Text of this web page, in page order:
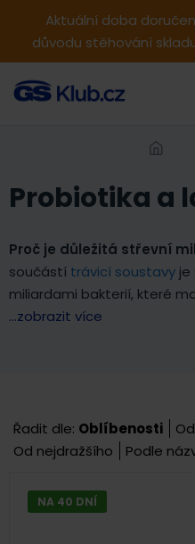
Aktuální doba
důvodu stěhování
Probiotika
Proč je důležitá střevní
součástí trávicí soustavy je
miliardami bakterií, které
...zobrazit více
Řadit dle: Oblíbenosti
Od nejdražšího
Podle
NA 40 DNÍ